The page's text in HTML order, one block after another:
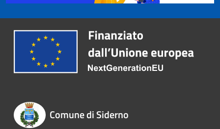
Comune di Siderno